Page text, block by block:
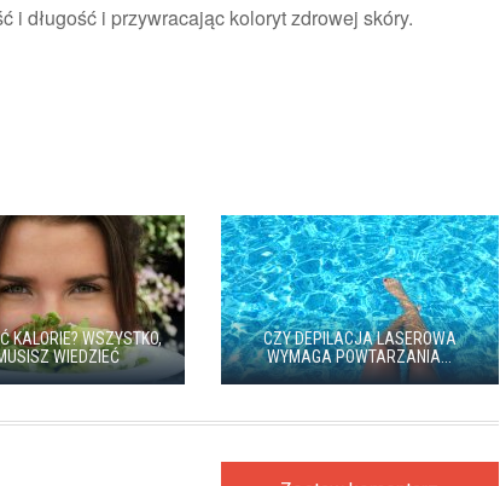
i długość i przywracając koloryt zdrowej skóry.
KALORIE? WSZYSTKO,
WIEDZIEĆ
CZY DEPILACJA LASEROWA
WYMAGA POWTARZANIA...